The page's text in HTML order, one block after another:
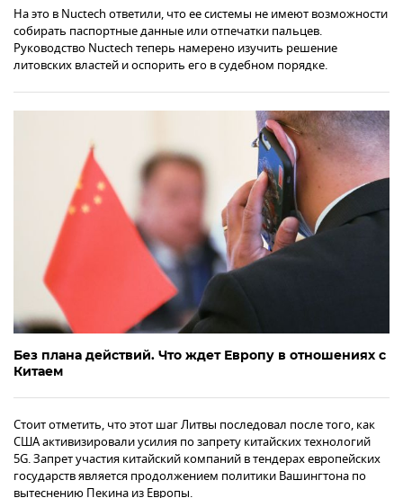
На это в Nuctech ответили, что ее системы не имеют возможности
собирать паспортные данные или отпечатки пальцев.
Руководство Nuctech теперь намерено изучить решение
литовских властей и оспорить его в судебном порядке.
Без плана действий. Что ждет Европу в отношениях с
Китаем
Стоит отметить, что этот шаг Литвы последовал после того, как
США активизировали усилия по запрету китайских технологий
5G. Запрет участия китайский компаний в тендерах европейских
государств является продолжением политики Вашингтона по
вытеснению Пекина из Европы.